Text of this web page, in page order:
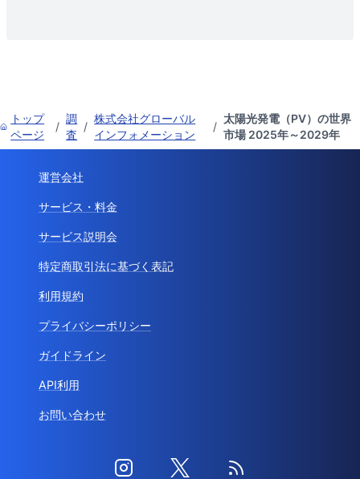
トップ
ページ
/
調
査
/
株式会社グローバル
インフォメーション
/
太陽光発電（PV）の世界
市場 2025年～2029年
運営会社
サービス・料金
サービス説明会
特定商取引法に基づく表記
利用規約
プライバシーポリシー
ガイドライン
API利用
お問い合わせ